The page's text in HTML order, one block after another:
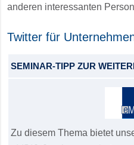
anderen interessanten
Twitter für
SEMINAR-TIPP ZUR
Zu diesem Thema bietet